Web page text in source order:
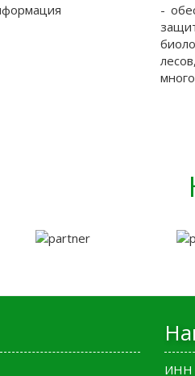
-
ИНН